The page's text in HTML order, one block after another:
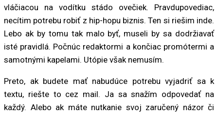
vláčiacou na vodítku stádo ovečiek. Pravdupovediac,
necítim potrebu robiť z hip-hopu biznis. Ten si riešim inde.
Lebo ak by tomu tak malo byť, museli by sa dodržiavať
isté pravidlá. Počnúc redaktormi a končiac promótermi a
samotnými kapelami. Utópie však nemusím.
Preto, ak budete mať nabudúce potrebu vyjadriť sa k
textu, riešte to cez mail. Ja sa snažím odpovedať na
každý. Alebo ak máte nutkanie svoj zaručený názor či